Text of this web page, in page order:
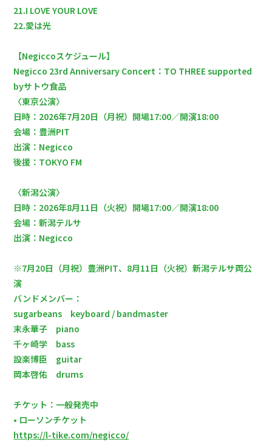
21.I LOVE YOUR LOVE
22.愛は光
【Negiccoスケジュール】
Negicco 23rd Anniversary Concert：TO THREE supported
byサトウ食品
〈東京公演〉
日時：2026年7月20日（月祝）開場17:00／開演18:00
会場：豊洲PIT
出演：Negicco
後援：TOKYO FM
〈新潟公演〉
日時：2026年8月11日（火祝）開場17:00／開演18:00
会場：新潟テルサ
出演：Negicco
※7月20日（月祝）豊洲PIT、8月11日（火祝）新潟テルサ両公
演
バンドメンバー：
sugarbeans keyboard / bandmaster
末永華子 piano
千ヶ崎学 bass
設楽博臣 guitar
岡本啓佑 drums
チケット：一般発売中
• ローソンチケット
https://l-tike.com/negicco/